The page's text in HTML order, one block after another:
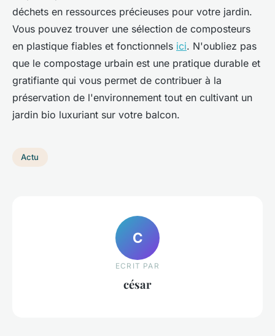
déchets en ressources précieuses pour votre jardin.
Vous pouvez trouver une sélection de composteurs
en plastique fiables et fonctionnels ici. N'oubliez pas
que le compostage urbain est une pratique durable et
gratifiante qui vous permet de contribuer à la
préservation de l'environnement tout en cultivant un
jardin bio luxuriant sur votre balcon.
Actu
C
ECRIT PAR
césar